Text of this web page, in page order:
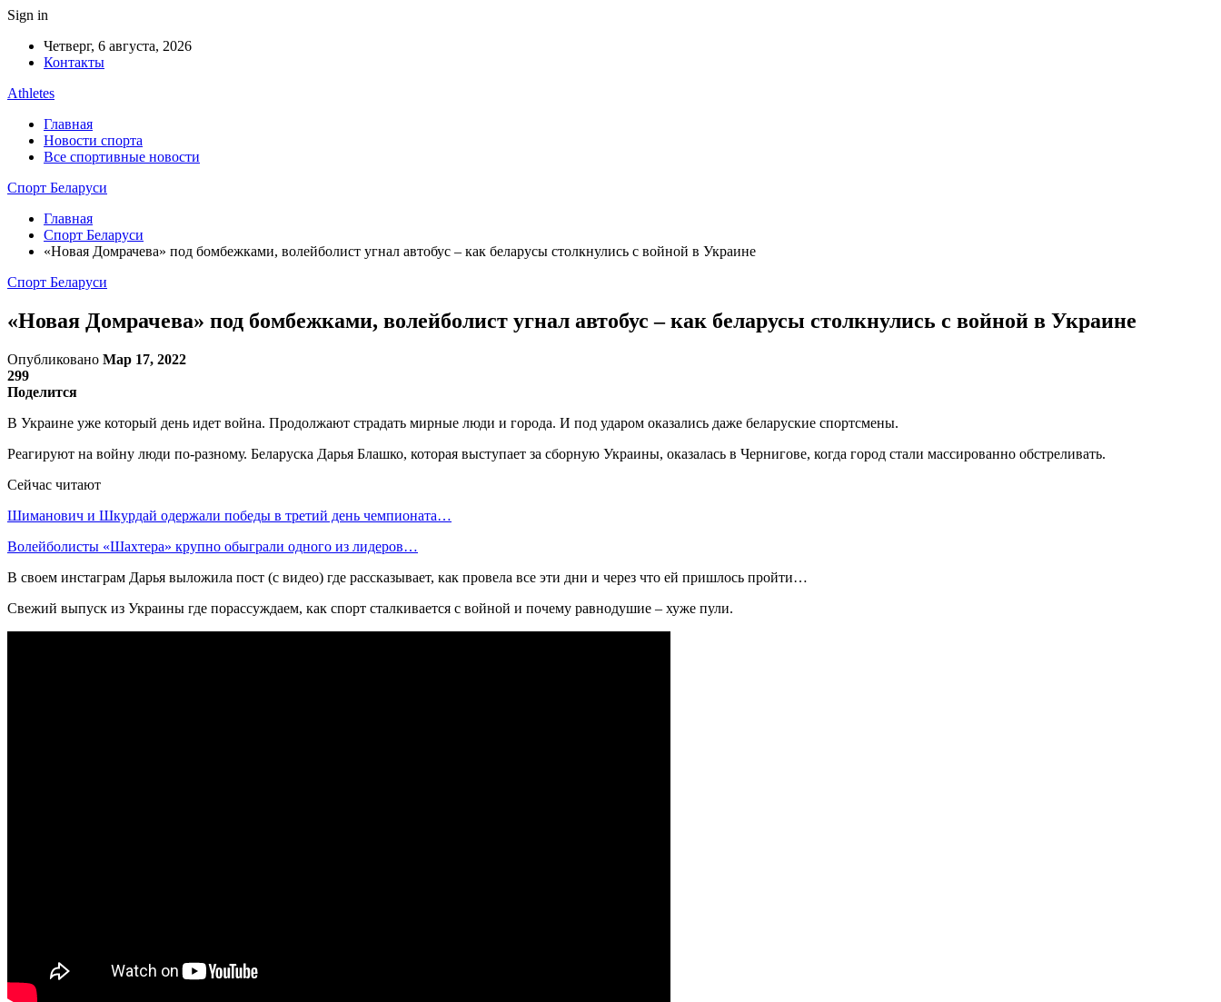
Sign in
Четверг, 6 августа, 2026
Контакты
Athletes
Главная
Новости спорта
Все спортивные новости
Спорт Беларуси
Главная
Спорт Беларуси
«Новая Домрачева» под бомбежками, волейболист угнал автобус – как беларусы столкнулись с войной в Украине
Спорт Беларуси
«Новая Домрачева» под бомбежками, волейболист угнал автобус – как беларусы столкнулись с войной в Украине
Опубликовано Мар 17, 2022
299
Поделится
В Украине уже который день идет война. Продолжают страдать мирные люди и города. И под ударом оказались даже беларуские спортсмены.
Реагируют на войну люди по-разному. Беларуска Дарья Блашко, которая выступает за сборную Украины, оказалась в Чернигове, когда город стали массированно обстреливать.
Сейчас читают
Шиманович и Шкурдай одержали победы в третий день чемпионата…
Волейболисты «Шахтера» крупно обыграли одного из лидеров…
В своем инстаграм Дарья выложила пост (с видео) где рассказывает, как провела все эти дни и через что ей пришлось пройти…
Свежий выпуск из Украины где порассуждаем, как спорт сталкивается с войной и почему равнодушие – хуже пули.